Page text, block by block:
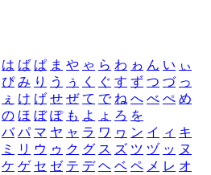
は ば ぱ ま や ゃ ら わ ゎ ん い ぃ
ぴ み り う ぅ く ぐ す ず つ づ っ
ぇ け げ せ ぜ て で ね へ べ ぺ め
の ほ ぼ ぽ も よ ょ ろ を
バ パ マ ヤ ャ ラ ワ ヮ ン イ ィ キ
ミ リ ウ ゥ ク グ ス ズ ツ ヅ ッ ヌ
ケ ゲ セ ゼ テ デ ヘ ベ ペ メ レ オ